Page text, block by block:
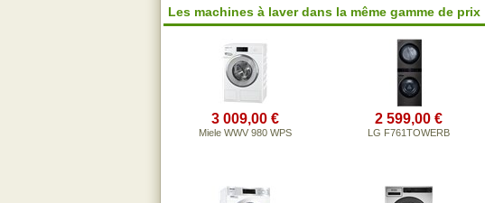
Les machines à laver dans la même gamme de prix
3 009,00 €
Miele WWV 980 WPS
2 599,00 €
LG F761TOWERB